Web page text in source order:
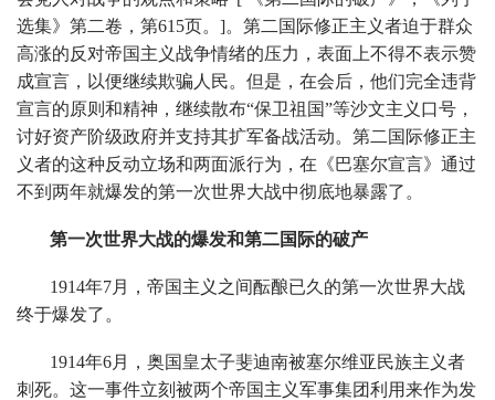
选集》第二卷，第615页。]。第二国际修正主义者迫于群众
高涨的反对帝国主义战争情绪的压力，表面上不得不表示赞
成宣言，以便继续欺骗人民。但是，在会后，他们完全违背
宣言的原则和精神，继续散布“保卫祖国”等沙文主义口号，
讨好资产阶级政府并支持其扩军备战活动。第二国际修正主
义者的这种反动立场和两面派行为，在《巴塞尔宣言》通过
不到两年就爆发的第一次世界大战中彻底地暴露了。
第一次世界大战的爆发和第二国际的破产
1914年7月，帝国主义之间酝酿已久的第一次世界大战
终于爆发了。
1914年6月，奥国皇太子斐迪南被塞尔维亚民族主义者
刺死。这一事件立刻被两个帝国主义军事集团利用来作为发